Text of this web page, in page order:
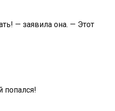
— заявила она. — Этот
попался!